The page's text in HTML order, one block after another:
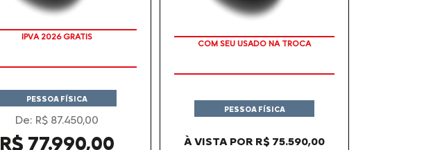
IPVA 2026 GRATIS
PESSOA FÍSICA
De: R$ 87.450,00
R$ 77.990,00
COM SEU USADO NA TROCA
À VISTA POR R$ 75.590,00
PESSOA FÍSICA